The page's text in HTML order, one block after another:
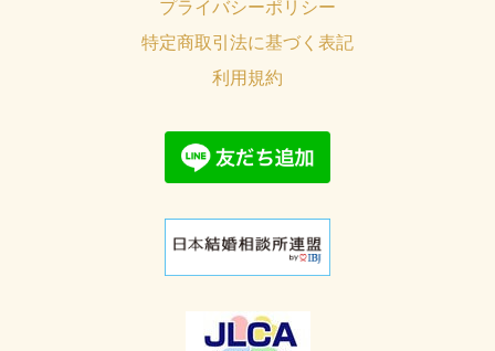
プライバシーポリシー
特定商取引法に基づく表記
利用規約